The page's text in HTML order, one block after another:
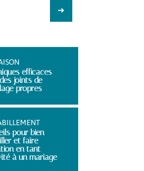
efficaces
joints de
propres
pour bien
et faire
en tant
à un mariage